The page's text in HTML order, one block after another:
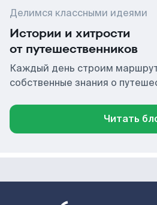
Делимся классными идеями
Истории и хитрости
от путешественников
Каждый день строим
собственные знания о
Читать